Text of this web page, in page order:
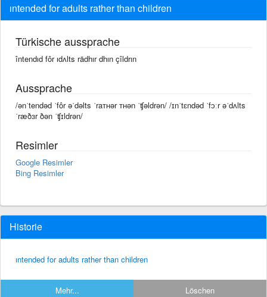
ıntended for adults rather than children
Türkische aussprache
întendıd fôr ıdʌlts rädhır dhın çîldrın
Aussprache
/ənˈtendəd ˈfôr əˈdəlts ˈraᴛʜər ᴛʜən ˈʧəldrən/ /ɪnˈtɛndəd ˈfɔːr əˈdʌlts
ˈræðɜr ðən ˈʧɪldrən/
Resimler
Google Resimler
Bing Resimler
Historie
ıntended for adults rather than children
Mehr... Löschen